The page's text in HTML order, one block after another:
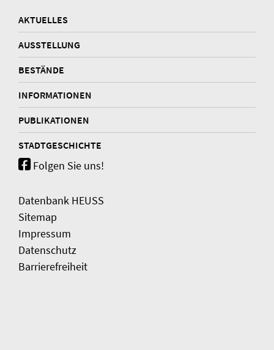
AKTUELLES
AUSSTELLUNG
BESTÄNDE
INFORMATIONEN
PUBLIKATIONEN
STADTGESCHICHTE
Folgen Sie uns!
Datenbank HEUSS
Sitemap
Impressum
Datenschutz
Barrierefreiheit